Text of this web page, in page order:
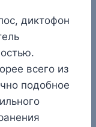
диктофон
всего из
подобное